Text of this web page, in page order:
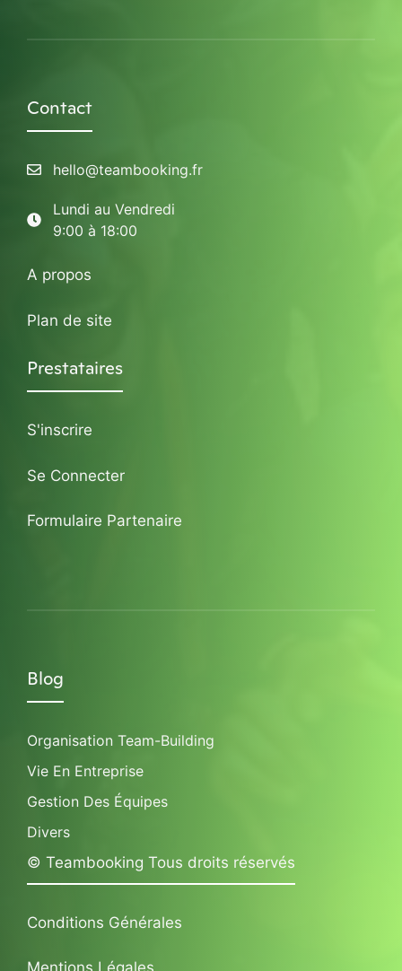
Contact
hello@teambooking.fr
Lundi au Vendredi
9:00 à 18:00
A propos
Plan de site
Prestataires
S'inscrire
Se Connecter
Formulaire Partenaire
Blog
Organisation Team-Building
Vie En Entreprise
Gestion Des Équipes
Divers
© Teambooking Tous droits réservés
Conditions Générales